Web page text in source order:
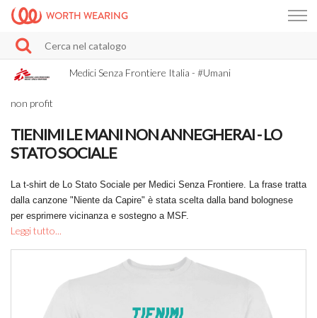
WORTH WEARING
Medici Senza Frontiere Italia - #Umani
non profit
TIENIMI LE MANI NON ANNEGHERAI - LO
STATO SOCIALE
La t-shirt de Lo Stato Sociale per Medici Senza Frontiere. La frase tratta
dalla canzone "Niente da Capire" è stata scelta dalla band bolognese
per esprimere vicinanza e sostegno a MSF.
Leggi tutto...